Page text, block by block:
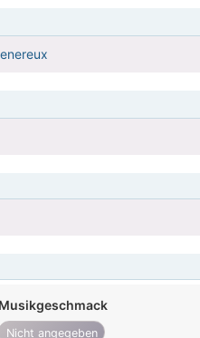
Musikgeschmack
Nicht angegeben